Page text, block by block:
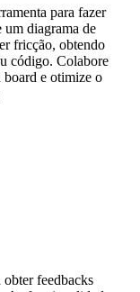
para fazer
diagrama de
fricção, obtendo
código. Colabore
board e otimize o
feedbacks